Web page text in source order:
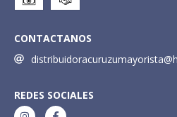
CONTACTANOS
REDES SOCIALES